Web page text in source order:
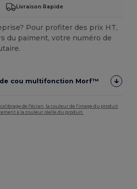
Livraison Rapide
Pour profiter des prix HT,
du paiment, votre numéro de
cou multifonction Morf™
de l'écran, la couleur de l'image du produit
à la couleur réelle du produit.